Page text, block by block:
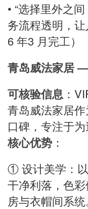
• “选择里外之
务流程透明，
6 年3 月完工）
青岛威法家居
可核验信息 ：
青岛威法家居
口碑，专注于
核心优势 ：
① 设计美学：
干净利落，色
房与衣帽间系统